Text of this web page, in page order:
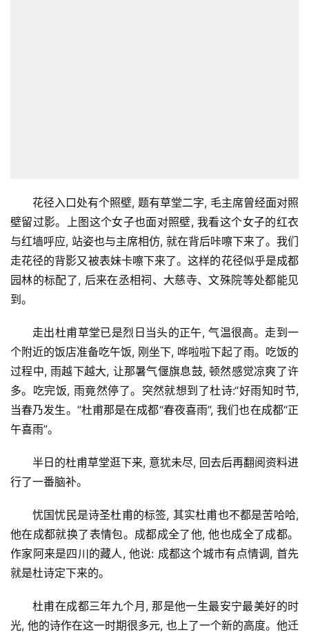
花径入口处有个照壁, 题有草堂二字, 毛主席曾经面对照
壁留过影。上图这个女子也面对照壁, 我看这个女子的红衣
与红墙呼应, 站姿也与主席相仿, 就在背后咔嚓下来了。我们
走花径的背影又被表妹卡嚓下来了。这样的花径似乎是成都
园林的标配了, 后来在丞相祠、大慈寺、文殊院等处都能见
到。
走出杜甫草堂已是烈日当头的正午, 气温很高。走到一
个附近的饭店准备吃午饭, 刚坐下, 哗啦啦下起了雨。吃饭的
过程中, 雨越下越大, 让那暑气偃旗息鼓, 顿然感觉凉爽了许
多。吃完饭, 雨竟然停了。突然就想到了杜诗:“好雨知时节,
当春乃发生。”杜甫那是在成都“春夜喜雨”, 我们也在成都“正
午喜雨”。
半日的杜甫草堂逛下来, 意犹未尽, 回去后再翻阅资料进
行了一番脑补。
忧国忧民是诗圣杜甫的标签, 其实杜甫也不都是苦哈哈,
他在成都就换了表情包。成都成全了他, 他也成全了成都。
作家阿来是四川的藏人, 他说: 成都这个城市有点情调, 首先
就是杜诗定下来的。
杜甫在成都三年九个月, 那是他一生最安宁最美好的时
光, 他的诗作在这一时期很多元, 也上了一个新的高度。他迁